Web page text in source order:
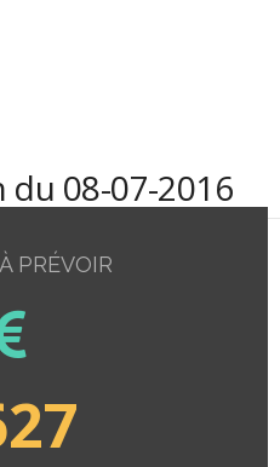
08-07-2016
PRÉVOIR